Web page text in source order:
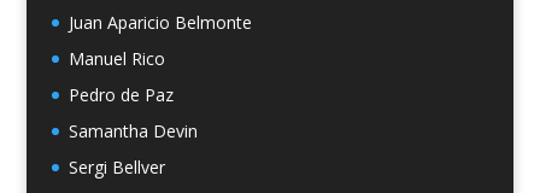
Juan Aparicio Belmonte
Manuel Rico
Pedro de Paz
Samantha Devin
Sergi Bellver